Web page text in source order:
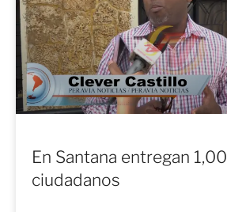
En Santana entregan
ciudadanos